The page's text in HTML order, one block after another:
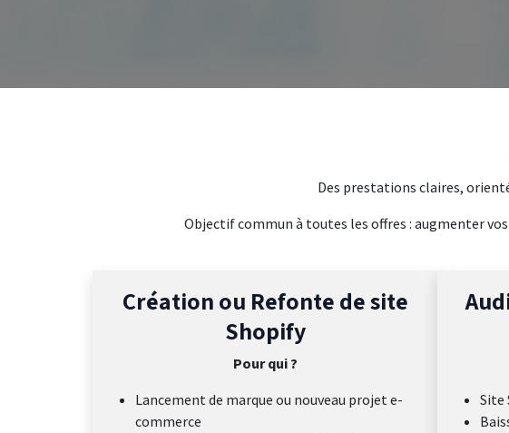
Des prestations claires,
Objectif commun à toutes les offres : augmenter
Création ou Refonte de site
Shopify
Pour qui ?
Lancement de marque ou nouveau projet e-
commerce
Site